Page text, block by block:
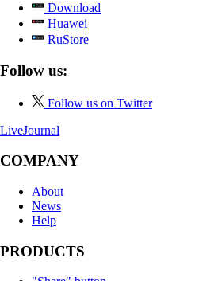
Download
Huawei
RuStore
Follow us:
Follow us on Twitter
LiveJournal
COMPANY
About
News
Help
PRODUCTS